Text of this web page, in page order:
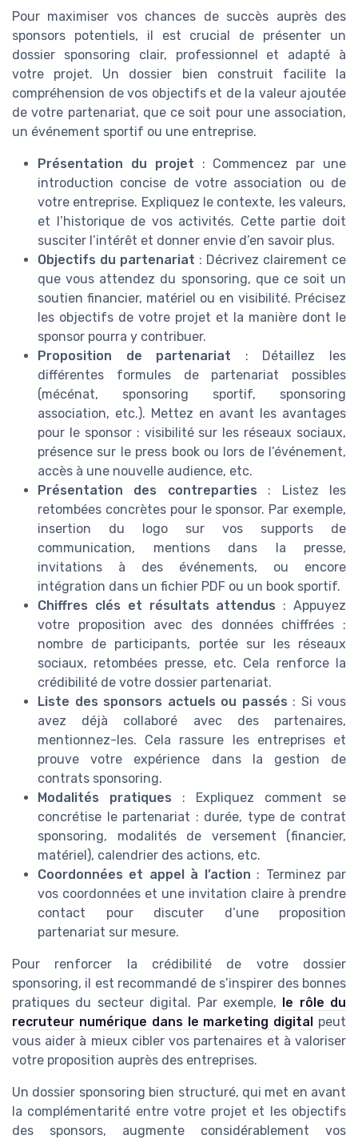
Pour maximiser vos chances de succès auprès des
sponsors potentiels, il est crucial de présenter un
dossier sponsoring clair, professionnel et adapté à
votre projet. Un dossier bien construit facilite la
compréhension de vos objectifs et de la valeur ajoutée
de votre partenariat, que ce soit pour une association,
un événement sportif ou une entreprise.
Présentation du projet : Commencez par une
introduction concise de votre association ou de
votre entreprise. Expliquez le contexte, les valeurs,
et l’historique de vos activités. Cette partie doit
susciter l’intérêt et donner envie d’en savoir plus.
Objectifs du partenariat : Décrivez clairement ce
que vous attendez du sponsoring, que ce soit un
soutien financier, matériel ou en visibilité. Précisez
les objectifs de votre projet et la manière dont le
sponsor pourra y contribuer.
Proposition de partenariat : Détaillez les
différentes formules de partenariat possibles
(mécénat, sponsoring sportif, sponsoring
association, etc.). Mettez en avant les avantages
pour le sponsor : visibilité sur les réseaux sociaux,
présence sur le press book ou lors de l’événement,
accès à une nouvelle audience, etc.
Présentation des contreparties : Listez les
retombées concrètes pour le sponsor. Par exemple,
insertion du logo sur vos supports de
communication, mentions dans la presse,
invitations à des événements, ou encore
intégration dans un fichier PDF ou un book sportif.
Chiffres clés et résultats attendus : Appuyez
votre proposition avec des données chiffrées :
nombre de participants, portée sur les réseaux
sociaux, retombées presse, etc. Cela renforce la
crédibilité de votre dossier partenariat.
Liste des sponsors actuels ou passés : Si vous
avez déjà collaboré avec des partenaires,
mentionnez-les. Cela rassure les entreprises et
prouve votre expérience dans la gestion de
contrats sponsoring.
Modalités pratiques : Expliquez comment se
concrétise le partenariat : durée, type de contrat
sponsoring, modalités de versement (financier,
matériel), calendrier des actions, etc.
Coordonnées et appel à l’action : Terminez par
vos coordonnées et une invitation claire à prendre
contact pour discuter d’une proposition
partenariat sur mesure.
Pour renforcer la crédibilité de votre dossier
sponsoring, il est recommandé de s’inspirer des bonnes
pratiques du secteur digital. Par exemple,
le rôle du
recruteur numérique dans le marketing digital
peut
vous aider à mieux cibler vos partenaires et à valoriser
votre proposition auprès des entreprises.
Un dossier sponsoring bien structuré, qui met en avant
la complémentarité entre votre projet et les objectifs
des sponsors, augmente considérablement vos